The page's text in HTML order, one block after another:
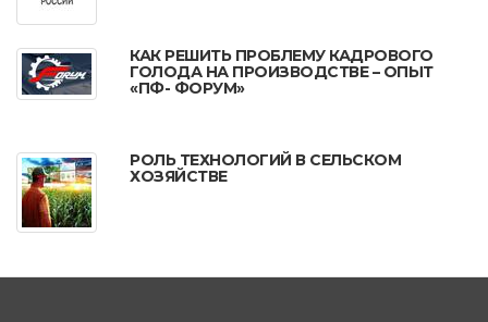
КАК РЕШИТЬ ПРОБЛЕМУ КАДРОВОГО
ГОЛОДА НА ПРОИЗВОДСТВЕ – ОПЫТ
«ПФ- ФОРУМ»
РОЛЬ ТЕХНОЛОГИЙ В СЕЛЬСКОМ
ХОЗЯЙСТВЕ